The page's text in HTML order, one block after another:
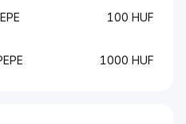
100 HUF
1000 HUF